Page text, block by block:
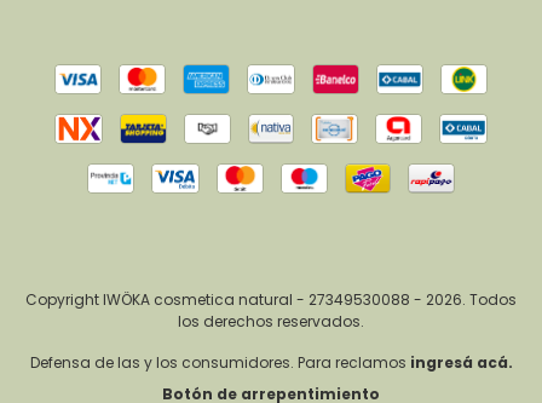
Copyright IWÖKA cosmetica natural - 27349530088 - 2026. Todos
los derechos reservados.
Defensa de las y los consumidores. Para reclamos ingresá acá.
Botón de arrepentimiento